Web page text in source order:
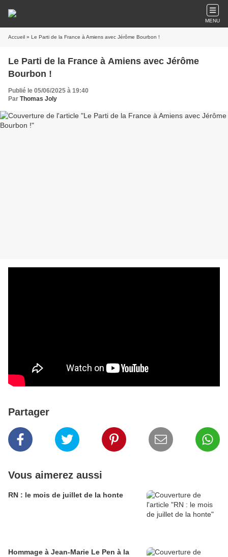
MENU
Accueil » Le Parti de la France à Amiens avec Jérôme Bourbon !
Le Parti de la France à Amiens avec Jérôme
Bourbon !
Publié le 05/06/2025 à 19:40
Par Thomas Joly
Partager
Vous aimerez aussi
RN : le mois de juillet de la honte
Hommage à Jean-Marie Le Pen à la